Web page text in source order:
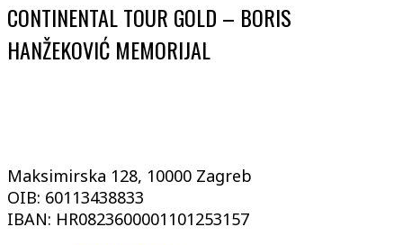
CONTINENTAL TOUR GOLD – BORIS
HANŽEKOVIĆ MEMORIJAL
Maksimirska 128, 10000 Zagreb
OIB: 60113438833
IBAN: HR0823600001101253157